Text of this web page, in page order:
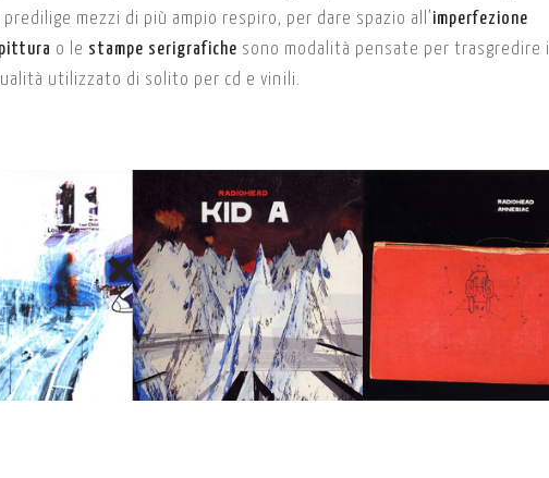
mezzi di più ampio respiro, per dare spazio all’imperfezione
pittura o le stampe serigrafiche sono modalità pensate per trasgredire i
utilizzato di solito per cd e vinili.